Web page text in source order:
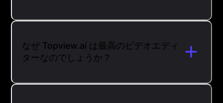
なぜ Topview.ai は最高のビデオエディ
ターなのでしょうか？